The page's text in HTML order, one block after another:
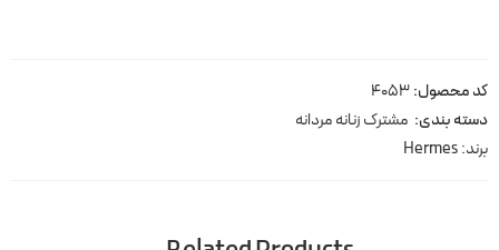
کد محصول:4053
دسته بندی: مشترک زنانه مردانه
برند:Hermes